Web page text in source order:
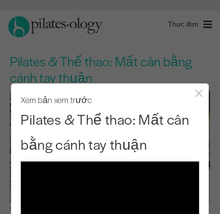
Thực đơn
Pilates & Thể thao: Mất cân bằng
cánh tay thuận
Xem bản xem trước
Pilates & Thể thao: Mất cân
bằng cánh tay thuận
Quan sát & Học hỏi